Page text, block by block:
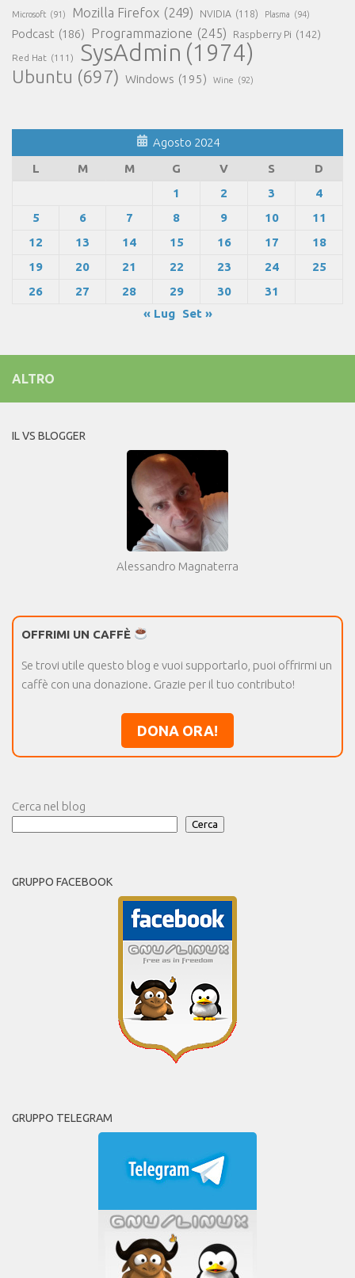
Microsoft (91) Mozilla Firefox (249) NVIDIA (118) Plasma (94)
Podcast (186) Programmazione (245) Raspberry Pi (142)
Red Hat (111) SysAdmin (1974)
Ubuntu (697) Windows (195) Wine (92)
Agosto 2024
L
M M G V S
D
1
2 3
4
5
6 7 8 9 10
11
12
13 14 15 16 17
18
19
20 21 22 23 24
25
26
27 28 29 30
31
« Lug
Set »
ALTRO
IL VS BLOGGER
Alessandro Magnaterra
OFFRIMI UN CAFFÈ
Se trovi utile questo blog e vuoi supportarlo, puoi offrirmi un
caffè con una donazione. Grazie per il tuo contributo!
DONA ORA!
Cerca nel blog
Cerca
GRUPPO FACEBOOK
GRUPPO TELEGRAM